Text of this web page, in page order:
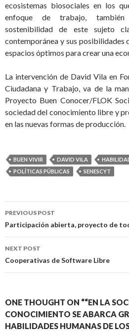
ecosistemas biosociales en los
enfoque de trabajo,
sostenibilidad de este sujeto
contemporánea y sus posibilidades
espacios óptimos para crear una
La intervención de David Vila en
Ciudadana y Trabajo, va de la
Proyecto Buen Conocer/FLOK
sociedad del conocimiento libre y
en las nuevas formas de producción.
BUEN VIVIR DAVID VILA
POLÍTICAS PÚBLICAS
SENESCYT
Post navigation
PREVIOUS POST
Participación abierta, proyecto de
NEXT POST
Cooperativas de Software Libre
ONE THOUGHT ON ““EN LA
CONOCIMIENTO SE ABARCA
HABILIDADES HUMANAS DE